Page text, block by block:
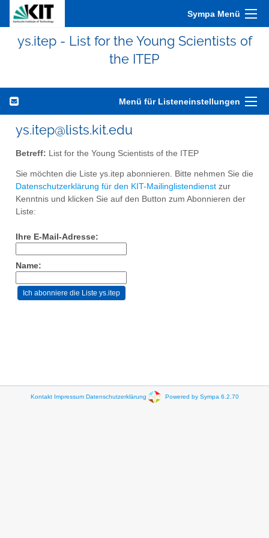
Sympa Menü
ys.itep - List for the Young Scientists of
the ITEP
Menü für Listeneinstellungen
ys.itep@lists.kit.edu
Betreff: List for the Young Scientists of the ITEP
Sie möchten die Liste ys.itep abonnieren. Bitte nehmen Sie die
Datenschutzerklärung für den KIT-Mailinglistendienst zur
Kenntnis und klicken Sie auf den Button zum Abonnieren der
Liste:
Ihre E-Mail-Adresse:
Name:
Kontakt Impressum Datenschutzerklärung Powered by Sympa 6.2.70